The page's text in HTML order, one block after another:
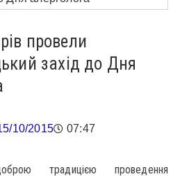
провели
захід до Дня
10/2015 07:47
традицією проведення